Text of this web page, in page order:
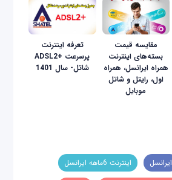
مقایسه‌ قیمت
بسته‌های اینترنت
همراه ایرانسل، همراه
اول، رایتل و شاتل
موبایل
تعرفه اینترنت
پرسرعت +ADSL2
شاتل- سال 1401
ایرانسل اینترنت 6ماهه ایرانسل